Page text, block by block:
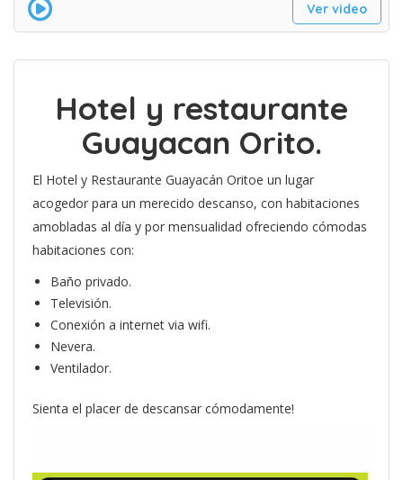
Ver video
Hotel y restaurante
Guayacan Orito.
El Hotel y Restaurante Guayacán Oritoe un lugar
acogedor para un merecido descanso, con habitaciones
amobladas al día y por mensualidad ofreciendo cómodas
habitaciones con:
Baño privado.
Televisión.
Conexión a internet via wifi.
Nevera.
Ventilador.
Sienta el placer de descansar cómodamente!